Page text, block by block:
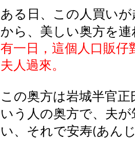
ある日、この人買いが
から、美しい奥方を
有一日，這個人口販仔
夫人過來。
この奥方は岩城半官正
いう 人 の奥方で、夫が
い、 それで安寿(あん